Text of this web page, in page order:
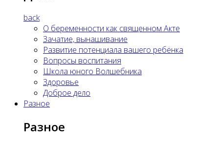
back
О беременности как священном Акте
Зачатие, вынашивание
Развитие потенциала вашего ребёнка
Вопросы воспитания
Школа юного Волшебника
Здоровье
Доброе дело
Разное
Разное